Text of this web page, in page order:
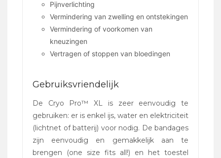
Pijnverlichting
Vermindering van zwelling en ontstekingen
Vermindering of voorkomen van
kneuzingen
Vertragen of stoppen van bloedingen
Gebruiksvriendelijk
De Cryo Pro™ XL is zeer eenvoudig te
gebruiken: er is enkel ijs, water en elektriciteit
(lichtnet of batterij) voor nodig. De bandages
zijn eenvoudig en gemakkelijk aan te
brengen (one size fits all!) en het toestel